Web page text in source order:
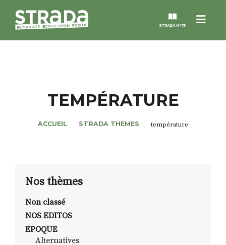
Menu
STRADA N°73
MAGAZINES
NOS THÈMES
ALTER STRADA
ROSÉE DE MAI
TEMPÉRATURE
ACCUEIL STRADA THEMES température
Nos thèmes
Non classé
NOS EDITOS
EPOQUE
Alternatives